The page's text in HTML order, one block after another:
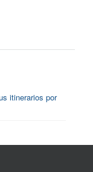
itinerarios por